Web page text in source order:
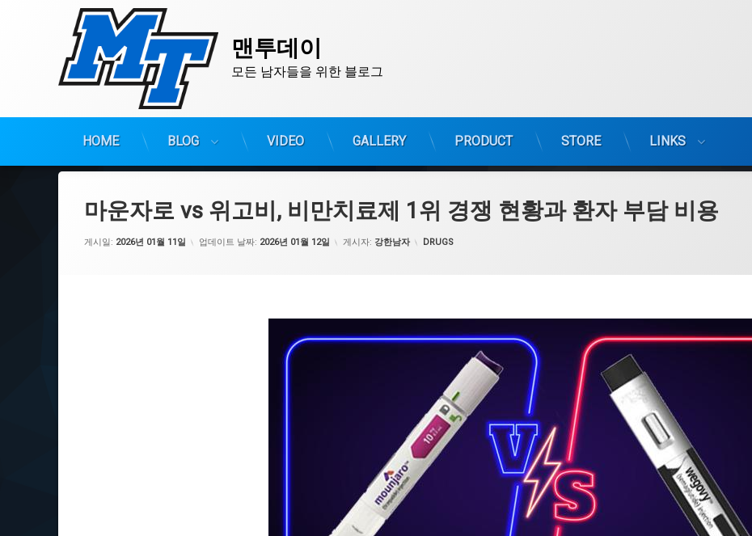
맨투데이
모든 남자들을 위한 블로그
HOME BLOG VIDEO GALLERY PRODUCT STORE LINKS
마운자로 vs 위고비, 비만치료제 1위 경쟁 현황과 환자 부담 비용
게시일: 2026년 01월 11일 업데이트 날짜: 2026년 01월 12일 게시자: 강한남자 카테고리:
DRUGS